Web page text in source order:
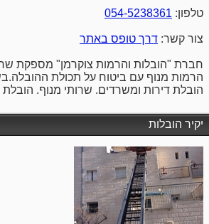
טלפון: 054-5238361
צור קשר: דרך טופס באתר
חברת "הובלות והרמות צוקרמן" מספקת
הרמות מנוף עם ביטוח על תכולת
הובלת דירות ומשרדים. שרותי מנוף. הובלת
יקיר הובלות